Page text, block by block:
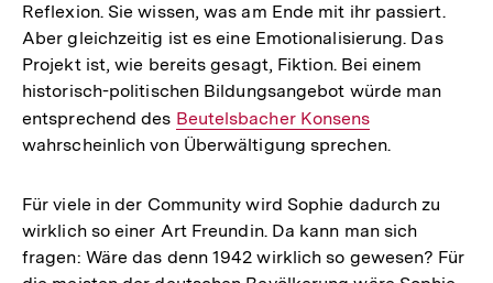
Reflexion. Sie wissen, was am Ende mit ihr passiert.
Aber gleichzeitig ist es eine Emotionalisierung. Das
Projekt ist, wie bereits gesagt, Fiktion. Bei einem
historisch-politischen Bildungsangebot würde man
entsprechend des Interner
Link:
Beutelsbacher Konsens
wahrscheinlich von Überwältigung sprechen.
Für viele in der Community wird Sophie dadurch zu
wirklich so einer Art Freundin. Da kann man sich
fragen: Wäre das denn 1942 wirklich so gewesen? Für